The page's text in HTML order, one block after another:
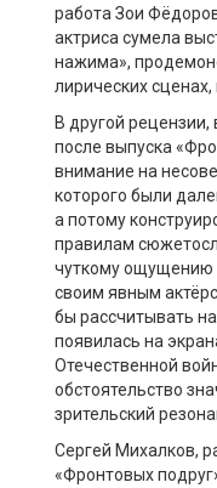
работа Зои
актриса сумела
нажима»,
лирических
В другой
после выпуска
внимание на
которого были
а потому
правилам
чуткому ощущению
своим явным
бы рассчитывать
появилась на
Отечественной
обстоятельство
зрительский
Сергей Михалков,
«Фронтовых